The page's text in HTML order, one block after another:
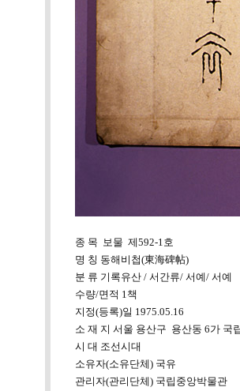
종 목 보물 제592-1호
명 칭 동해비첩(東海碑帖)
분 류 기록유산 / 서간류/ 서예/ 서예
수량/면적 1책
지정(등록)일 1975.05.16
소 재 지 서울 용산구 용산동 6가 국
시 대 조선시대
소유자(소유단체) 국유
관리자(관리단체) 국립중앙박물관